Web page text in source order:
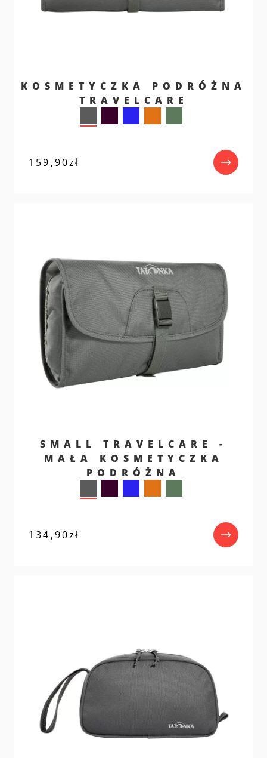
KOSMETYCZKA PODRÓŻNA
TRAVELCARE
159,90zł
SMALL TRAVELCARE -
MAŁA KOSMETYCZKA
PODRÓŻNA
134,90zł